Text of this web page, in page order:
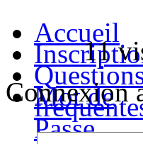
11
Accueil
Mot de
Passe
Connexion